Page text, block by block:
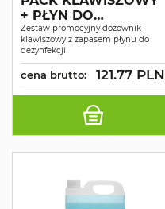
+ PŁYN DO
DEZYNFEKCJI SINE
CID H1
Zestaw promocyjny dozownik
klawiszowy z zapasem płynu do
dezynfekcji
cena brutto: 121.77 PLN